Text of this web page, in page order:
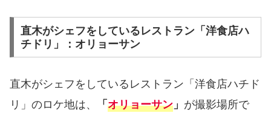
直木がシェフをしているレストラン「洋食店ハ
チドリ」：オリョーサン
直木がシェフをしているレストラン「洋食店ハチド
リ」のロケ地は、
「オリョーサン」 が撮影場所で